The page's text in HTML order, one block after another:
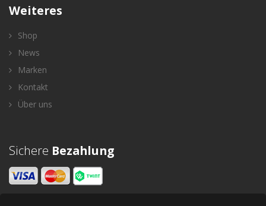
Weiteres
Shop
News
Marken
Kontakt
Über uns
Sichere Bezahlung